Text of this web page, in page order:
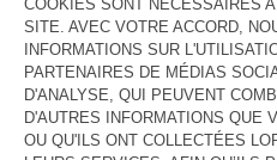
T-SHIRT FEMME AFOMA
T-SHIRT FEMME DUALY
75 €